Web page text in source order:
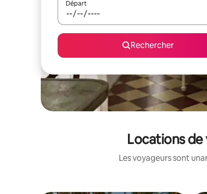
Départ
Rechercher
Locations
Les voyageurs sont